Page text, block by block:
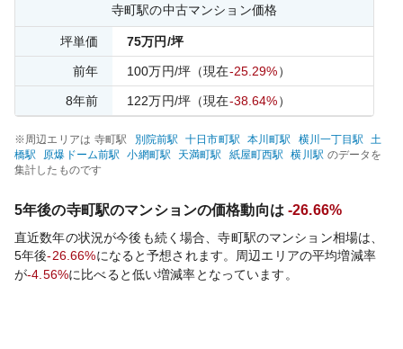
寺町駅の中古マンション価格
坪単価 75万円/坪
前年 100万円/坪 （現在-25.29%）
8年前 122万円/坪 （現在-38.64%）
※周辺エリアは 寺町駅 別院前駅 十日市町駅 本川町駅 横川一丁目駅
土
橋駅 原爆ドーム前駅 小網町駅 天満町駅 紙屋町西駅 横川駅 のデータを
集計したものです
5年後の寺町駅のマンションの価格動向は -26.66%
直近数年の状況が今後も続く場合、寺町駅のマンション相場は、
5年後-26.66%になると予想されます。周辺エリアの平均増減率
が-4.56%に比べると低い増減率となっています。